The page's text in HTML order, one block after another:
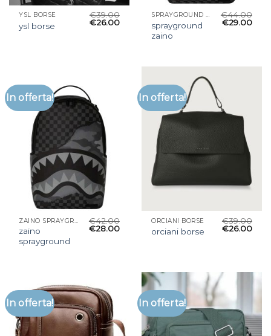
YSL BORSE
ysl borse
€39.00
€26.00
SPRAYGROUND ZAINO
sprayground
zaino
€44.00
€29.00
In offerta!
ZAINO SPRAYGROUND
zaino
sprayground
€42.00
€28.00
In offerta!
ORCIANI BORSE
orciani borse
€39.00
€26.00
In offerta! In offerta!